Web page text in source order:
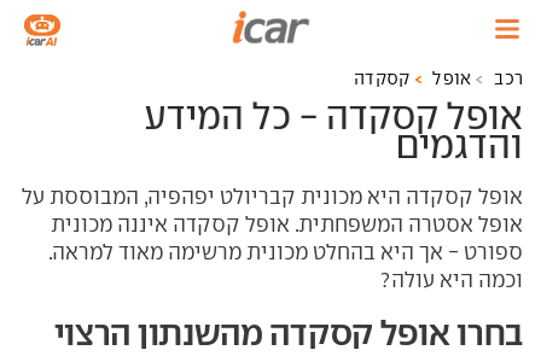
רכב אופל קסקדה
אופל קסקדה - כל המידע
והדגמים
אופל קסקדה היא מכונית קבריולט יפהפיה, המבוססת על
אופל אסטרה המשפחתית. אופל קסקדה איננה מכונית
ספורט - אך היא בהחלט מכונית מרשימה מאוד למראה.
וכמה היא עולה?
בחרו אופל קסקדה מהשנתון הרצוי